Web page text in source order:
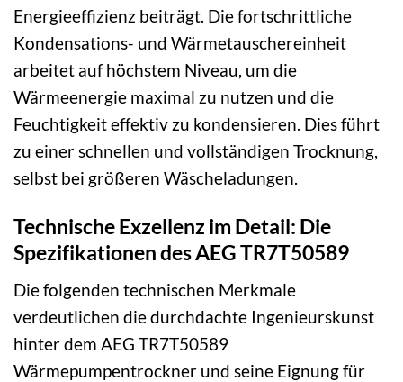
Energieeffizienz beiträgt. Die fortschrittliche
Kondensations- und Wärmetauschereinheit
arbeitet auf höchstem Niveau, um die
Wärmeenergie maximal zu nutzen und die
Feuchtigkeit effektiv zu kondensieren. Dies führt
zu einer schnellen und vollständigen Trocknung,
selbst bei größeren Wäscheladungen.
Technische Exzellenz im Detail: Die
Spezifikationen des AEG TR7T50589
Die folgenden technischen Merkmale
verdeutlichen die durchdachte Ingenieurskunst
hinter dem AEG TR7T50589
Wärmepumpentrockner und seine Eignung für